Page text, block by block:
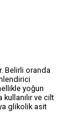
Belirli oranda
yoğun
ve cilt
glikolik asit